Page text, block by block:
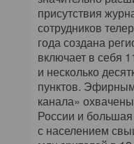
присутствия
сотрудников
года создана
включает в себя
и несколько
пунктов.
канала»
России и большая
с населением